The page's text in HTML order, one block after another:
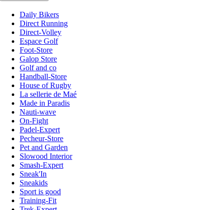
Daily Bikers
Direct Running
Direct-Volley
Espace Golf
Foot-Store
Galop Store
Golf and co
Handball-Store
House of Rugby
La sellerie de Maé
Made in Paradis
Nauti-wave
On-Fight
Padel-Expert
Pecheur-Store
Pet and Garden
Slowood Interior
Smash-Expert
Sneak'In
Sneakids
Sport is good
Training-Fit